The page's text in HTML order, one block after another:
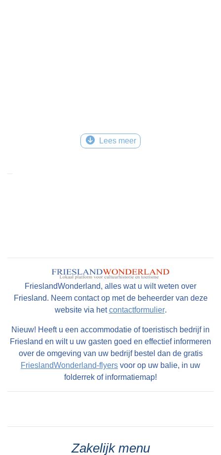
Lees meer
FrieslandWonderland, alles wat u wilt weten over
Friesland. Neem contact op met de beheerder van deze
website via hetcontactformulier.
Nieuw! Heeft u een accommodatie of toeristisch bedrijf in
Friesland en wilt u uw gasten goed en effectief informeren
over de omgeving van uw bedrijf bestel dan de gratis
FrieslandWonderland-flyers voor op uw balie, in uw
folderrek of informatiemap!
Zakelijk menu